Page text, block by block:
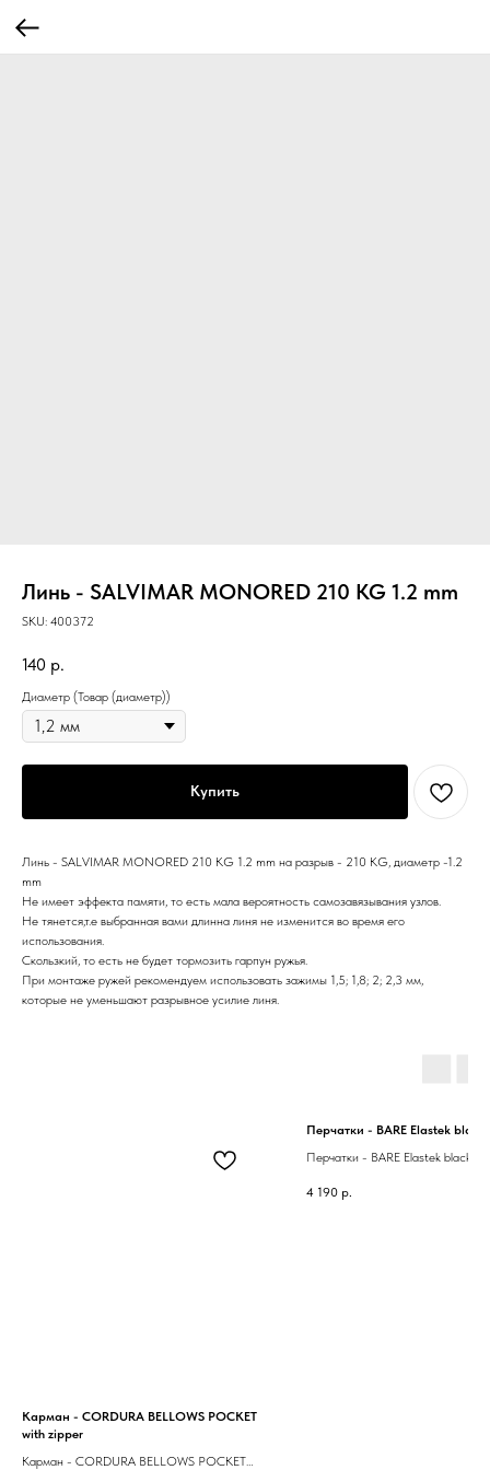
Линь - SALVIMAR MONORED 210 KG 1.2 mm
SKU: 400372
140 р.
Диаметр (Товар (диаметр))
Купить
Линь - SALVIMAR MONORED 210 KG 1.2 mm на разрыв - 210 KG, диаметр -1.2
mm
Не имеет эффекта памяти, то есть мала вероятность самозавязывания узлов.
Не тянется,т.е выбранная вами длинна линя не изменится во время его
использования.
Скользкий, то есть не будет тормозить гарпун ружья.
При монтаже ружей рекомендуем использовать зажимы 1,5; 1,8; 2; 2,3 мм,
которые не уменьшают разрывное усилие линя.
Карман - CORDURA BELLOWS POCKET
with zipper
Карман - CORDURA BELLOWS POCKET
Перчатки - BARE Elastek black
Перчатки - BARE Elastek black
4 190 р.